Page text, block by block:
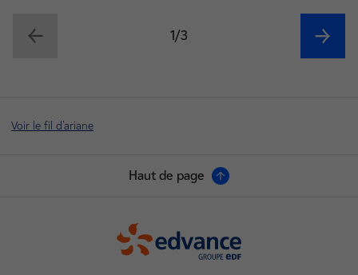
1/3
Voir le fil d'ariane
Haut de page